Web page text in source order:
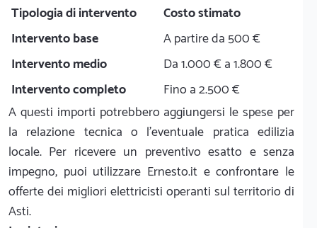
Tipologia di intervento
Costo stimato
Intervento base
A partire da 500 €
Intervento medio
Da 1.000 € a 1.800 €
Intervento completo
Fino a 2.500 €
A questi importi potrebbero aggiungersi le spese per
la relazione tecnica o l'eventuale pratica edilizia
locale. Per ricevere un preventivo esatto e senza
impegno, puoi utilizzare Ernesto.it e confrontare le
offerte dei migliori elettricisti operanti sul territorio di
Asti.